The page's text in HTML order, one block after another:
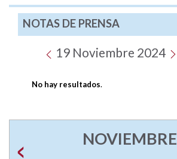
NOTAS DE PRENSA
19 Noviembre 2024
No hay resultados.
NOVIEMBRE